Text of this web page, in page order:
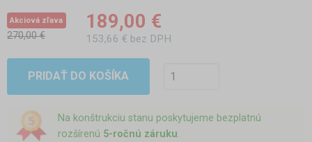
Akciová zľava
270,00 €
189,00 €
153,66 € bez DPH
PRIDAŤ DO KOŠÍKA
Na konštrukciu stanu poskytujeme bezplatnú
rozšírenú 5-ročnú záruku.